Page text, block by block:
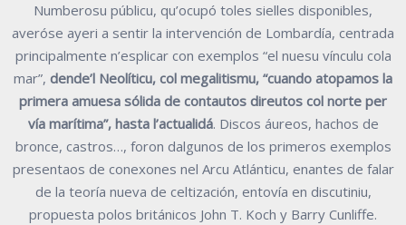
Numberosu públicu, qu’ocupó toles sielles disponibles,
averóse ayeri a sentir la intervención de Lombardía, centrada
principalmente n’esplicar con exemplos “el nuesu vínculu cola
mar”, dende’l Neolíticu, col megalitismu, “cuando atopamos la
primera amuesa sólida de contautos direutos col norte per
vía marítima”, hasta l’actualidá. Discos áureos, hachos de
bronce, castros…, foron dalgunos de los primeros exemplos
presentaos de conexones nel Arcu Atlánticu, enantes de falar
de la teoría nueva de celtización, entovía en discutiniu,
propuesta polos británicos John T. Koch y Barry Cunliffe.